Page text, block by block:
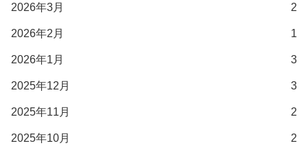
2026年3月 2
2026年2月 1
2026年1月 3
2025年12月 3
2025年11月 2
2025年10月 2